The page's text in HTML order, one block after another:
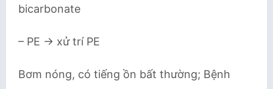
bicarbonate
– PE → xử trí PE
Bơm nóng, có tiếng ồn bất thường; Bệnh